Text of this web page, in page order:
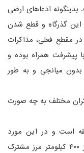
بدینگونه ادعاهای ارضی
این گذرگاه و قطع شدن
در مقطع فعلی، مذاکرات
پیشرفت همراه بوده و
میانجی و به طور
مختلف به چه صورت
است و در این مورد
تردیدی وجود ندارد. اما ایران حدود بیش از ۴۰۰ کیلومتر مرز مشترک